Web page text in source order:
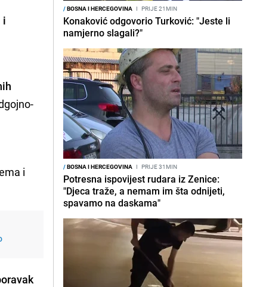
i
i
/BOSNA I HERCEGOVINA I PRIJE 21MIN
Konaković odgovorio Turković: "Jeste li
namjerno slagali?"
/BOSNA I HERCEGOVINA I PRIJE 31MIN
Potresna ispovijest rudara iz Zenice:
"Djeca traže, a nemam im šta odnijeti,
spavamo na daskama"